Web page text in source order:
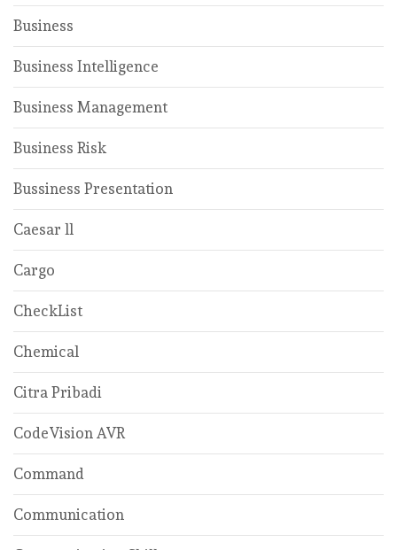
Business
Business Intelligence
Business Management
Business Risk
Bussiness Presentation
Caesar ll
Cargo
CheckList
Chemical
Citra Pribadi
CodeVision AVR
Command
Communication